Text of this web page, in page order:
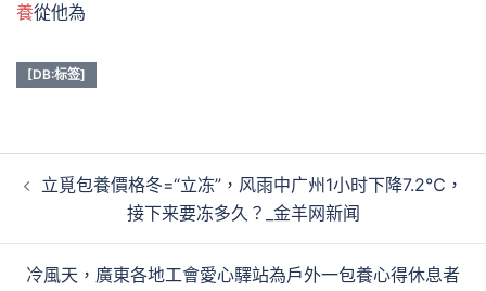
養從他為
[DB:标签]
章
立覓包養價格冬=“立冻”，风雨中广州1小时下降7.2℃，
接下来要冻多久？_金羊网新闻
冷風天，廣東各地工會愛心驛站為戶外一包養心得休息者